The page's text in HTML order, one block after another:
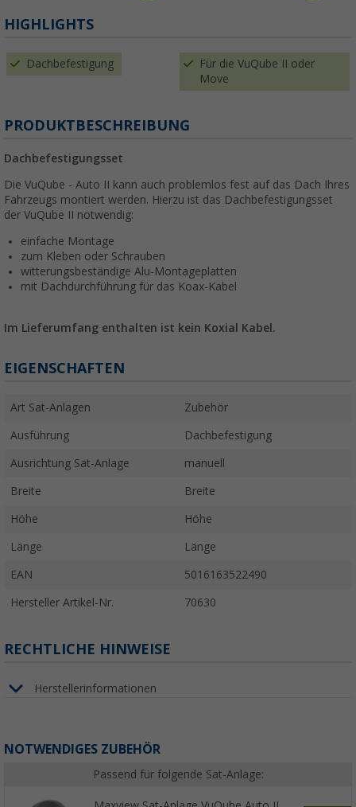
HIGHLIGHTS
Dachbefestigung
Für die VuQube II oder
Move
PRODUKTBESCHREIBUNG
Dachbefestigungsset
Die VuQube - Auto II kann auch problemlos fest auf das Dach Ihres
Fahrzeugs montiert werden. Hierzu ist das Dachbefestigungsset
der VuQube II notwendig:
einfache Montage
zum Kleben oder Schrauben
witterungsbeständige Alu-Montageplatten
mit Dachdurchführung für das Koax-Kabel
Im Lieferumfang enthalten ist kein Koxial Kabel.
EIGENSCHAFTEN
Art Sat-Anlagen Zubehör
Ausführung Dachbefestigung
Ausrichtung Sat-Anlage manuell
Breite Breite
Höhe Höhe
Länge Länge
EAN 5016163522490
Hersteller Artikel-Nr. 70630
RECHTLICHE HINWEISE
Herstellerinformationen
NOTWENDIGES ZUBEHÖR
Passend für folgende Sat-Anlage: